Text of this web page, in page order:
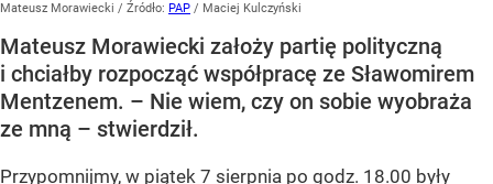
Mateusz Morawiecki / Źródło: PAP / Maciej Kulczyński
Mateusz Morawiecki założy partię polityczną
i chciałby rozpocząć współpracę ze Sławomirem
Mentzenem. – Nie wiem, czy on sobie wyobraża
ze mną – stwierdził.
Przypomnijmy, w piątek 7 sierpnia po godz. 18.00 były